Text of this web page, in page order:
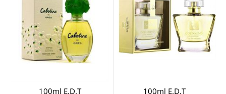
100ml E.D.T
100ml E.D.T